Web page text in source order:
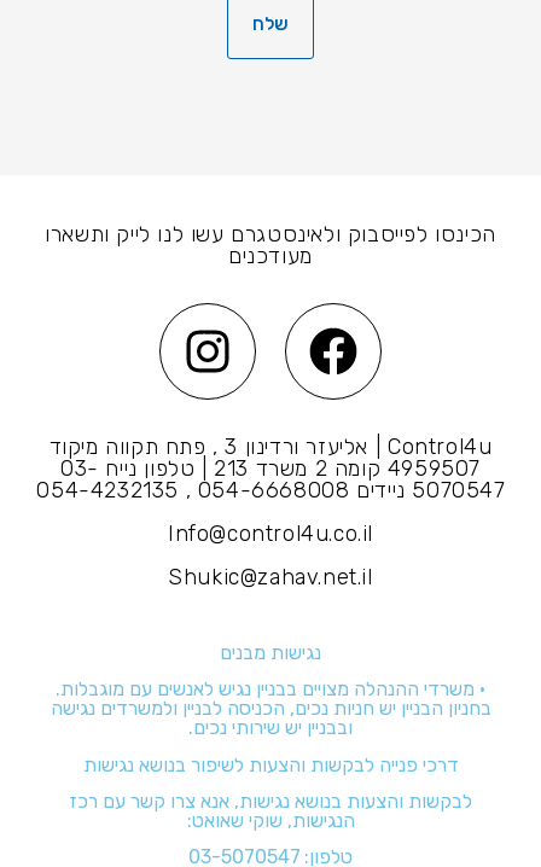
שלח
הכינסו לפייסבוק ולאינסטגרם עשו לנו לייק ותשארו
מעודכנים
Control4u | אליעזר ורדינון 3 , פתח תקווה מיקוד
4959507 קומה 2 משרד 213 | טלפון נייח 03-
5070547 ניידים 054-6668008 , 054-4232135
Info@control4u.co.il
Shukic@zahav.net.il
נגישות מבנים
• משרדי ההנהלה מצויים בבניין נגיש לאנשים עם מוגבלות.
בחניון הבניין יש חניות נכים, הכניסה לבניין ולמשרדים נגישה
ובבניין יש שירותי נכים.
דרכי פנייה לבקשות והצעות לשיפור בנושא נגישות
לבקשות והצעות בנושא נגישות, אנא צרו קשר עם רכז
הנגישות, שוקי שאואט:
טלפון: 03-5070547